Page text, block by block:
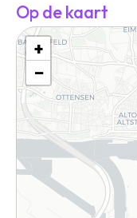
Op de kaart
+
−